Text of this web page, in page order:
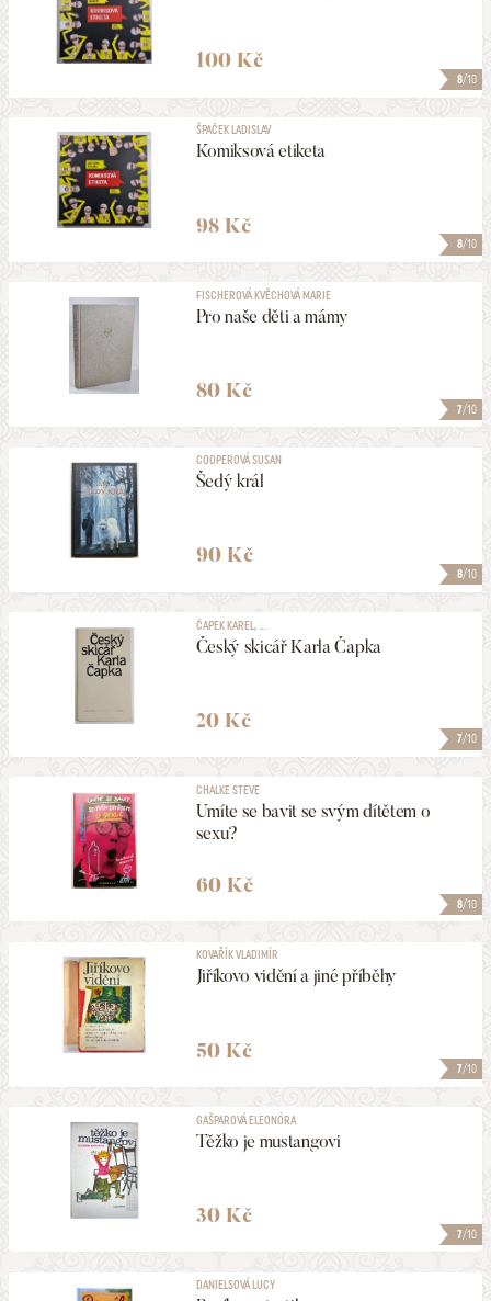
8/10
100 Kč
8/10
ŠPAČEK LADISLAV
Komiksová etiketa
98 Kč
7/10
FISCHEROVÁ KVĚCHOVÁ MARIE
Pro naše děti a mámy
80 Kč
8/10
COOPEROVÁ SUSAN
Šedý král
90 Kč
7/10
ČAPEK KAREL, ...
Český skicář Karla Čapka
20 Kč
8/10
CHALKE STEVE
Umíte se bavit se svým dítětem o
sexu?
60 Kč
7/10
KOVAŘÍK VLADIMÍR
Jiříkovo vidění a jiné příběhy
50 Kč
7/10
GAŠPAROVÁ ELEONÓRA
Těžko je mustangovi
30 Kč
DANIELSOVÁ LUCY